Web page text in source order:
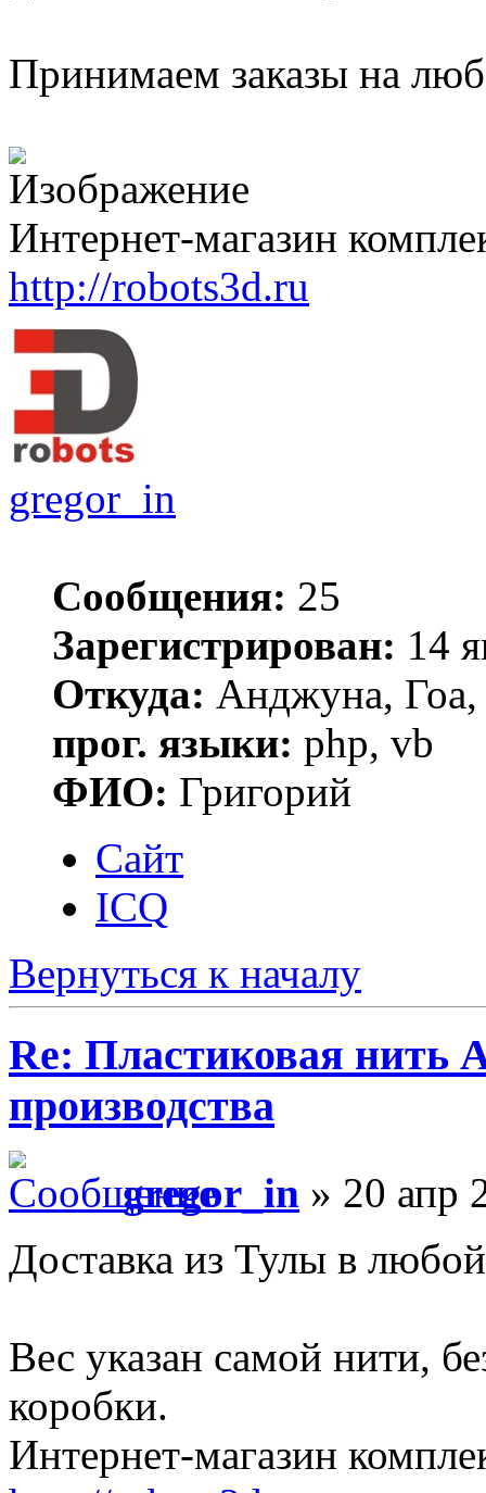
Принимаем заказы на
Интернет-магазин
http://robots3d.ru
gregor_in
Сообщения: 25
Зарегистрирован: 14
Откуда: Анджуна,
прог. языки: php, vb
ФИО: Григорий
Сайт
ICQ
Вернуться к началу
Re: Пластиковая нить
производства
gregor_in » 20 апр
Доставка из Тулы в
Вес указан самой нити,
коробки.
Интернет-магазин